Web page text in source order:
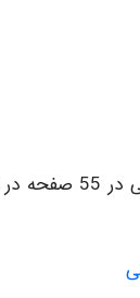
دوستان این مطلب بروزرسانی شده است و خلاصه